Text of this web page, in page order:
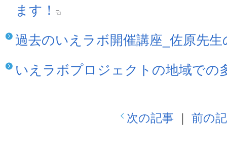
ます！
過去のいえラボ開催講座_佐原先
いえラボプロジェクトの地域での
次の記事 ｜ 前の